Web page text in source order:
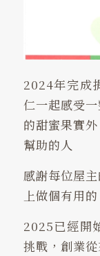
2024年完成
仁一起感受
的甜蜜果實
幫助的人
感謝每位屋
上做個有用的
2025已經開
挑戰，創業